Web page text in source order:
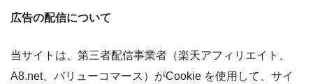
広告の配信について
当サイトは、第三者配信事業者（楽天アフィリエイト、
A8.net、バリューコマース）がCookie を使用して、サイ